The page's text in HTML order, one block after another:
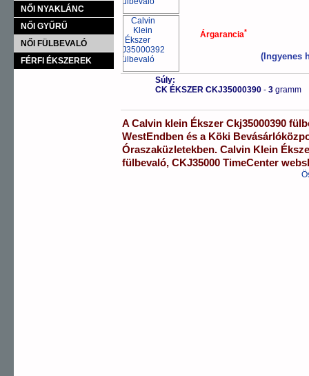
NŐI NYAKLÁNC
NŐI GYŰRŰ
NŐI FÜLBEVALÓ
FÉRFI ÉKSZEREK
Árgarancia*
(Ingyenes
Súly:
CK ÉKSZER CKJ35000390 - 3 gramm
ACalvin klein Ékszer Ckj35000390
WestEndben és a Köki
Óraszaküzletekben.Calvin Klein
fülbevaló,CKJ35000 TimeCenter